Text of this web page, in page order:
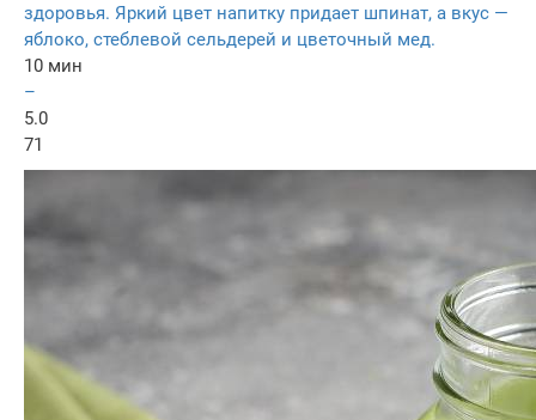
здоровья. Яркий цвет напитку придает шпинат, а вкус —
яблоко, стеблевой сельдерей и цветочный мед.
10 мин
–
5.0
71